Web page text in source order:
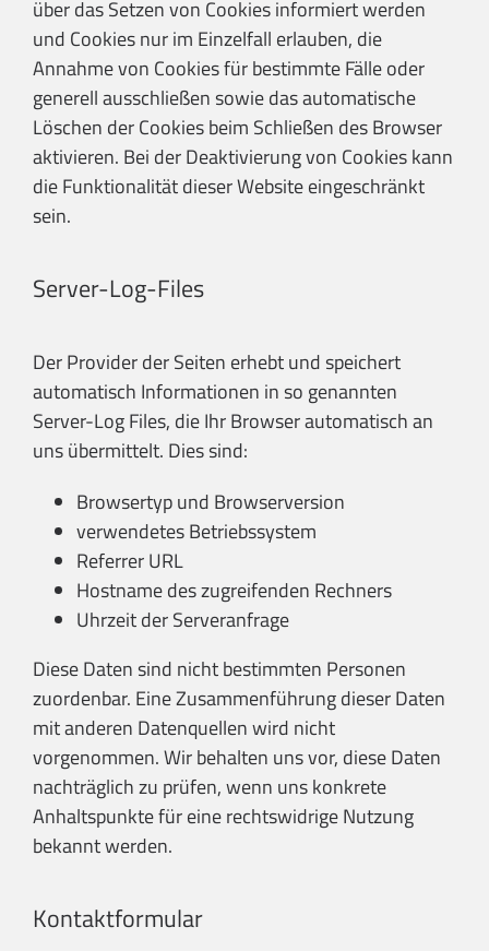
über das Setzen von Cookies informiert werden
und Cookies nur im Einzelfall erlauben, die
Annahme von Cookies für bestimmte Fälle oder
generell ausschließen sowie das automatische
Löschen der Cookies beim Schließen des Browser
aktivieren. Bei der Deaktivierung von Cookies kann
die Funktionalität dieser Website eingeschränkt
sein.
Server-Log-Files
Der Provider der Seiten erhebt und speichert
automatisch Informationen in so genannten
Server-Log Files, die Ihr Browser automatisch an
uns übermittelt. Dies sind:
Browsertyp und Browserversion
verwendetes Betriebssystem
Referrer URL
Hostname des zugreifenden Rechners
Uhrzeit der Serveranfrage
Diese Daten sind nicht bestimmten Personen
zuordenbar. Eine Zusammenführung dieser Daten
mit anderen Datenquellen wird nicht
vorgenommen. Wir behalten uns vor, diese Daten
nachträglich zu prüfen, wenn uns konkrete
Anhaltspunkte für eine rechtswidrige Nutzung
bekannt werden.
Kontaktformular